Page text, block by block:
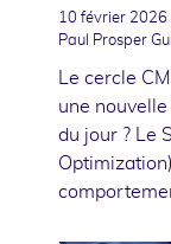
10 février 2026
Paul Prosper
Le cercle
une
du jour ? Le